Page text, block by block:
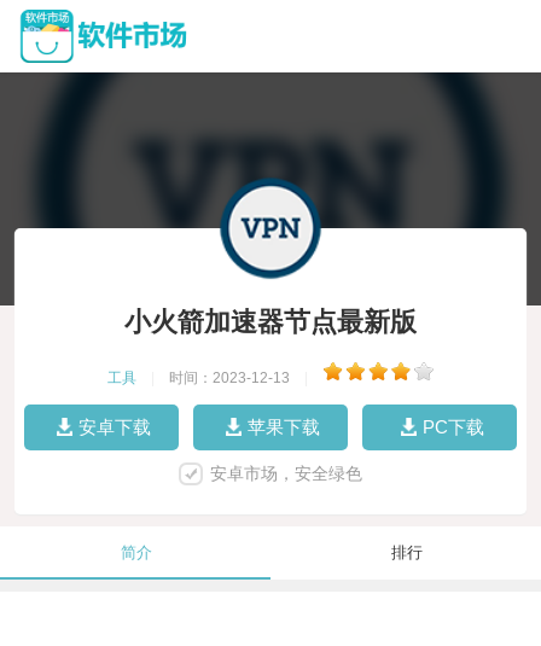
小火箭加速器节点最新版
工具 时间：2023-12-13
安卓下载 苹果下载 PC下载
安卓市场，安全绿色
简介 排行